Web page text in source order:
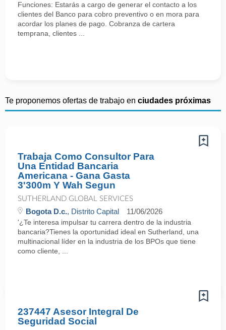
Funciones: Estarás a cargo de generar el contacto a los
clientes del Banco para cobro preventivo o en mora para
acordar los planes de pago. Cobranza de cartera
temprana, clientes ...
Te proponemos ofertas de trabajo en ciudades próximas
Trabaja Como Consultor Para
Una Entidad Bancaria
Americana - Gana Gasta
3'300m Y Wah Segun
SUTHERLAND GLOBAL SERVICES
Bogota D.c., Distrito Capital 11/06/2026
'¿Te interesa impulsar tu carrera dentro de la industria
bancaria?Tienes la oportunidad ideal en Sutherland, una
multinacional líder en la industria de los BPOs que tiene
como cliente, ...
237447 Asesor Integral De
Seguridad Social